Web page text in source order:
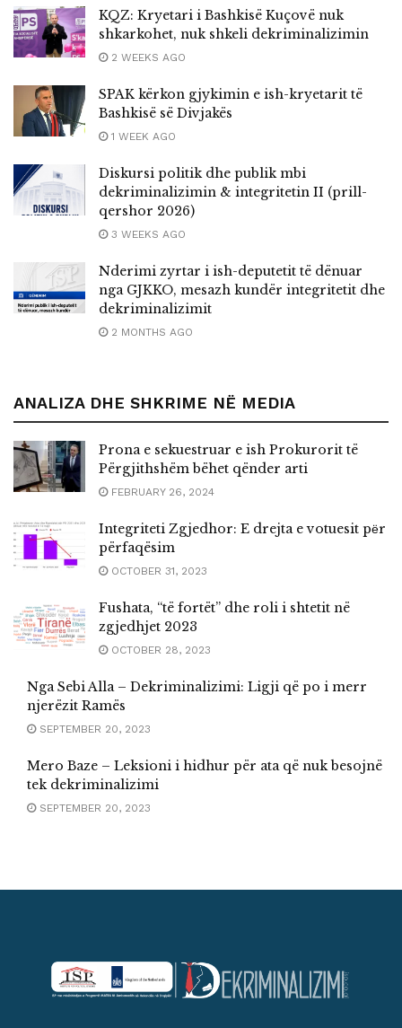
KQZ: Kryetari i Bashkisë Kuçovë nuk
shkarkohet, nuk shkeli dekriminalizimin
2 WEEKS AGO
SPAK kërkon gjykimin e ish-kryetarit të
Bashkisë së Divjakës
1 WEEK AGO
Diskursi politik dhe publik mbi
dekriminalizimin & integritetin II (prill-
qershor 2026)
3 WEEKS AGO
Nderimi zyrtar i ish-deputetit të dënuar
nga GJKKO, mesazh kundër integritetit dhe
dekriminalizimit
2 MONTHS AGO
ANALIZA DHE SHKRIME NË MEDIA
Prona e sekuestruar e ish Prokurorit të
Përgjithshëm bëhet qënder arti
FEBRUARY 26, 2024
Integriteti Zgjedhor: E drejta e votuesit pёr
përfaqësim
OCTOBER 31, 2023
Fushata, “të fortët” dhe roli i shtetit në
zgjedhjet 2023
OCTOBER 28, 2023
Nga Sebi Alla – Dekriminalizimi: Ligji që po i merr
njerëzit Ramës
SEPTEMBER 20, 2023
Mero Baze – Leksioni i hidhur për ata që nuk besojnë
tek dekriminalizimi
SEPTEMBER 20, 2023